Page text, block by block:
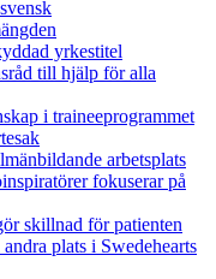
yrkestitel
till hjälp för alla
i traineeprogrammet
arbetsplats
fokuserar på
skillnad för patienten
plats i Swedehearts